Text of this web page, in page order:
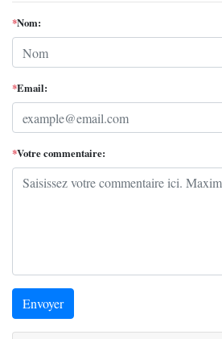
*Nom:
*Email:
*Votre commentaire:
Envoyer